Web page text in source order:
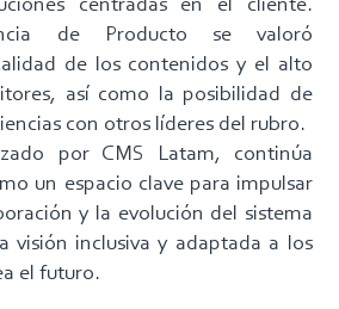
centradas en el cliente.
de Producto se valoró
de los contenidos y el alto
así como la posibilidad de
con otros líderes del rubro.
por CMS Latam, continúa
un espacio clave para impulsar
y la evolución del sistema
visión inclusiva y adaptada a los
el futuro.